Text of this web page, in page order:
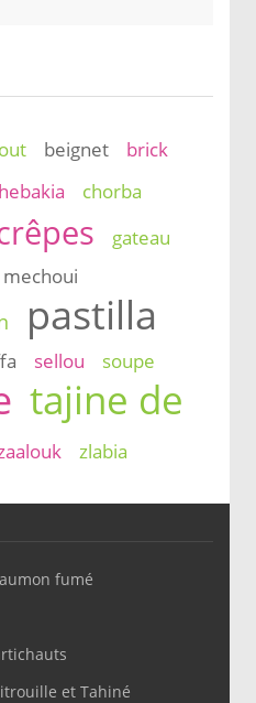
beignet brick
chorba
gateau
mechoui
pastilla
sellou soupe
tajine de
zlabia
fumé
et Tahiné